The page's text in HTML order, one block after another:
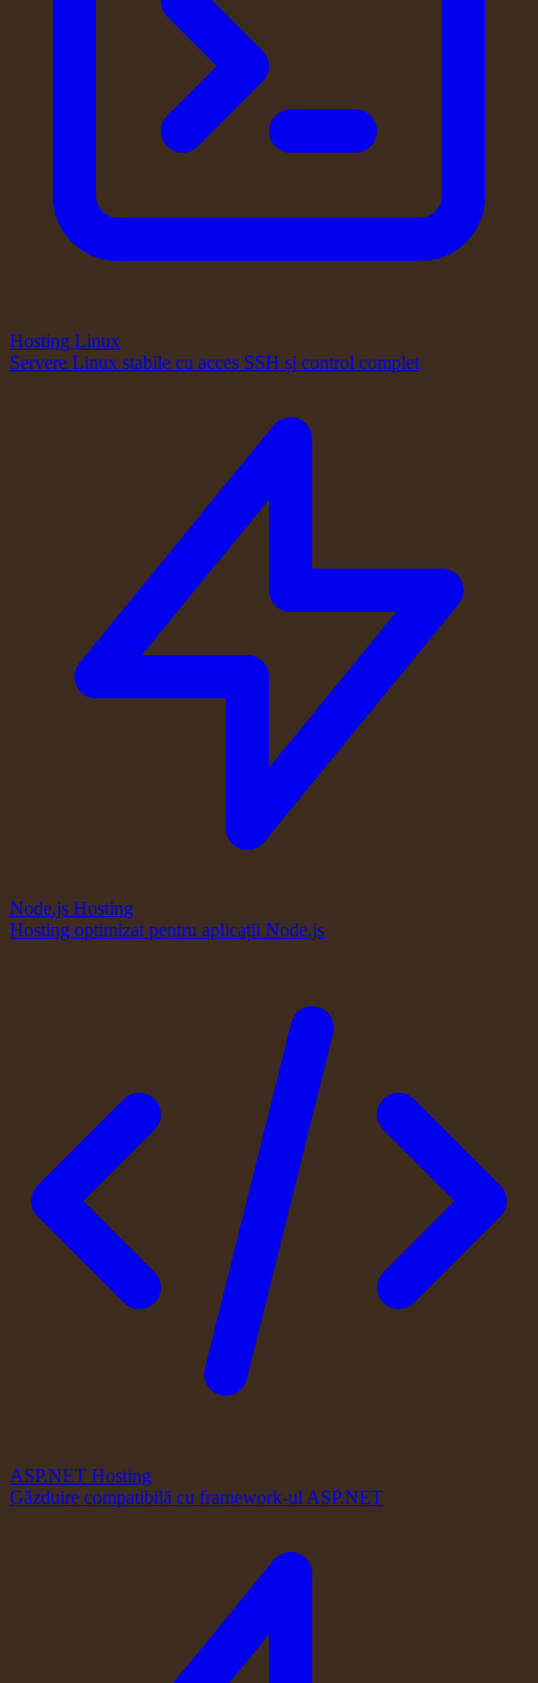
Hosting Linux
Servere Linux stabile cu acces SSH și control complet
Node.js Hosting
Hosting optimizat pentru aplicații Node.js
ASP.NET Hosting
Găzduire compatibilă cu framework-ul ASP.NET